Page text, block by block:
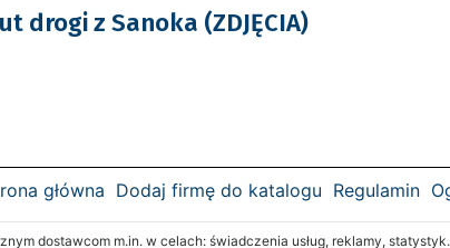
drogi z Sanoka (ZDJĘCIA)
główna Dodaj firmę do katalogu Regulamin
dostawcom m.in. w celach: świadczenia usług, reklamy,